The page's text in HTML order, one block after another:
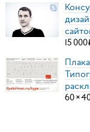
15000
60×